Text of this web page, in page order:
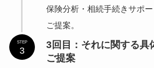
保険分析・相続手続きサポ
ご提案。
3回目：それに関する具
ご提案
STEP
3